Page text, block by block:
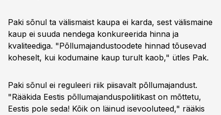
Paki sõnul ta välismaist kaupa ei karda, sest välismaine
kaup ei suuda nendega konkureerida hinna ja
kvaliteediga. "Põllumajandustoodete hinnad tõusevad
koheselt, kui kodumaine kaup turult kaob," ütles Pak.
Paki sõnul ei reguleeri riik piisavalt põllumajandust.
"Rääkida Eestis põllumajanduspoliitikast on mõttetu,
Eestis pole seda! Kõik on läinud isevooluteed," rääkis